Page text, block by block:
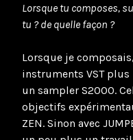
Lorsque tu composes,
tu ? de quelle façon ?
Lorsque je
instruments VST plus
un sampler S2000.
objectifs
ZEN. Sinon avec